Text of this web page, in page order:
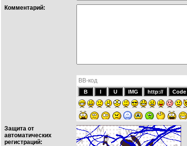
Комментарий:
BB-код
Защита от
автоматических
регистраций: